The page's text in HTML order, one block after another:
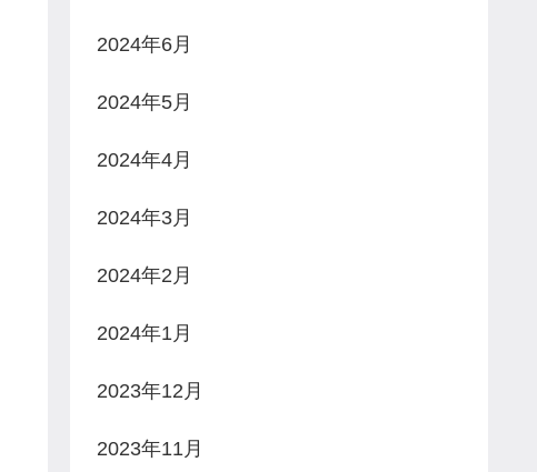
2024年6月
2024年5月
2024年4月
2024年3月
2024年2月
2024年1月
2023年12月
2023年11月